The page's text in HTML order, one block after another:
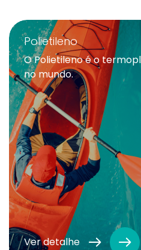
Polietileno
O Polietileno é o
no mundo.
Ver detalhe